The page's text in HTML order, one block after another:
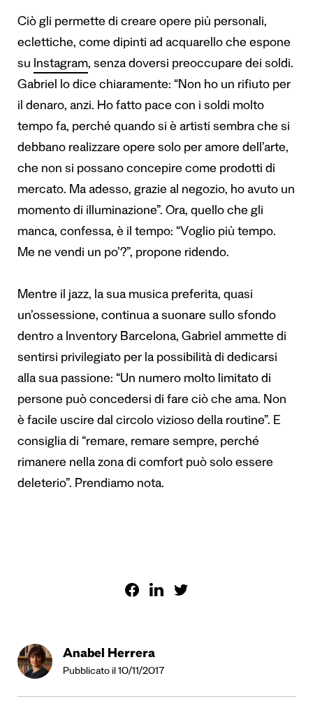
Ciò gli permette di creare opere più personali,
eclettiche, come dipinti ad acquarello che espone
su Instagram, senza doversi preoccupare dei soldi.
Gabriel lo dice chiaramente: “Non ho un rifiuto per
il denaro, anzi. Ho fatto pace con i soldi molto
tempo fa, perché quando si è artisti sembra che si
debbano realizzare opere solo per amore dell’arte,
che non si possano concepire come prodotti di
mercato. Ma adesso, grazie al negozio, ho avuto un
momento di illuminazione”. Ora, quello che gli
manca, confessa, è il tempo: “Voglio più tempo.
Me ne vendi un po’?”, propone ridendo.
Mentre il jazz, la sua musica preferita, quasi
un’ossessione, continua a suonare sullo sfondo
dentro a Inventory Barcelona, Gabriel ammette di
sentirsi privilegiato per la possibilità di dedicarsi
alla sua passione: “Un numero molto limitato di
persone può concedersi di fare ciò che ama. Non
è facile uscire dal circolo vizioso della routine”. E
consiglia di “remare, remare sempre, perché
rimanere nella zona di comfort può solo essere
deleterio”. Prendiamo nota.
Anabel Herrera
Pubblicato il 10/11/2017